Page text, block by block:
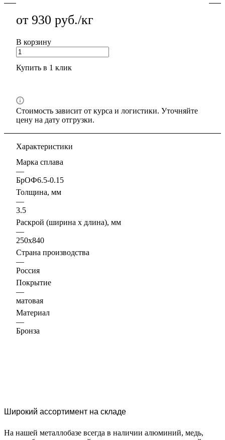
от 930 руб./кг
В корзину
Купить в 1 клик
Стоимость зависит от курса и логистики. Уточняйте
цену на дату отгрузки.
Характеристики
Марка сплава
—
БрОФ6.5-0.15
Толщина, мм
—
3.5
Раскрой (ширина х длина), мм
—
250х840
Страна производства
—
Россия
Покрытие
—
матовая
Материал
—
Бронза
Широкий ассортимент на складе
На нашей металлобазе всегда в наличии алюминий, медь,